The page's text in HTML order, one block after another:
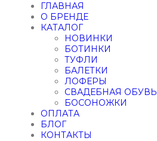
ГЛАВНАЯ
О БРЕНДЕ
КАТАЛОГ
НОВИНКИ
БОТИНКИ
ТУФЛИ
БАЛЕТКИ
ЛОФЕРЫ
СВАДЕБНАЯ ОБУВЬ
БОСОНОЖКИ
ОПЛАТА
БЛОГ
КОНТАКТЫ